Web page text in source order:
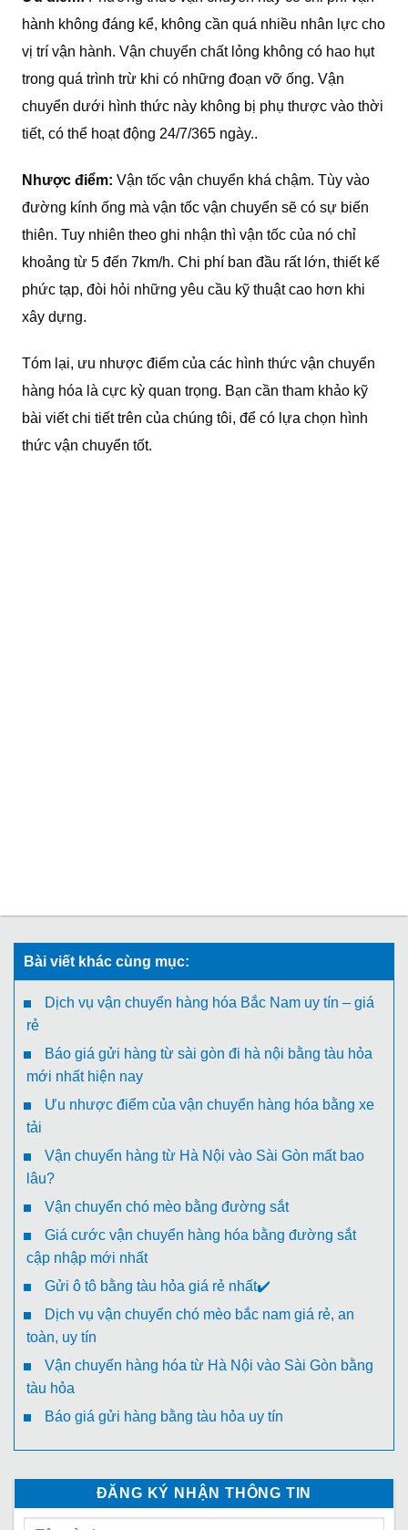
hành không đáng kể, không cần quá nhiều nhân lực cho
vị trí vận hành. Vận chuyển chất lỏng không có hao hụt
trong quá trình trừ khi có những đoạn vỡ ống. Vận
chuyển dưới hình thức này không bị phụ thược vào thời
tiết, có thể hoạt động 24/7/365 ngày..
Nhược điểm: Vận tốc vận chuyển khá chậm. Tùy vào
đường kính ống mà vận tốc vận chuyển sẽ có sự biến
thiên. Tuy nhiên theo ghi nhận thì vận tốc của nó chỉ
khoảng từ 5 đến 7km/h. Chi phí ban đầu rất lớn, thiết kế
phức tạp, đòi hỏi những yêu cầu kỹ thuật cao hơn khi
xây dựng.
Tóm lại, ưu nhược điểm của các hình thức vận chuyển
hàng hóa là cực kỳ quan trọng. Bạn cần tham khảo kỹ
bài viết chi tiết trên của chúng tôi, để có lựa chọn hình
thức vận chuyển tốt.
Bài viết khác cùng mục:
Dịch vụ vận chuyển hàng hóa Bắc Nam uy tín – giá
rẻ
Báo giá gửi hàng từ sài gòn đi hà nội bằng tàu hỏa
mới nhất hiện nay
Ưu nhược điểm của vận chuyển hàng hóa bằng xe
tải
Vận chuyển hàng từ Hà Nội vào Sài Gòn mất bao
lâu?
Vận chuyển chó mèo bằng đường sắt
Giá cước vận chuyển hàng hóa bằng đường sắt
cập nhập mới nhất
Gửi ô tô bằng tàu hỏa giá rẻ nhất✔️
Dịch vụ vận chuyển chó mèo bắc nam giá rẻ, an
toàn, uy tín
Vận chuyển hàng hóa từ Hà Nội vào Sài Gòn bằng
tàu hỏa
Báo giá gửi hàng bằng tàu hỏa uy tín
ĐĂNG KÝ NHẬN THÔNG TIN